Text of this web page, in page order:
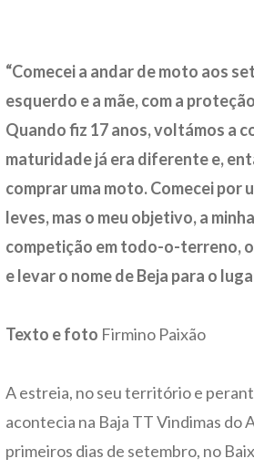
“Comecei a andar de moto aos
esquerdo e a mãe, com a
Quando fiz 17 anos, voltámos a
maturidade já era diferente e,
comprar uma moto. Comecei por
leves, mas o meu objetivo, a
competição em todo-o-terreno,
e levar o nome de Beja para o
Texto e foto Firmino Paixão
A estreia, no seu território e
acontecia na Baja TT Vindimas do
primeiros dias de setembro, no